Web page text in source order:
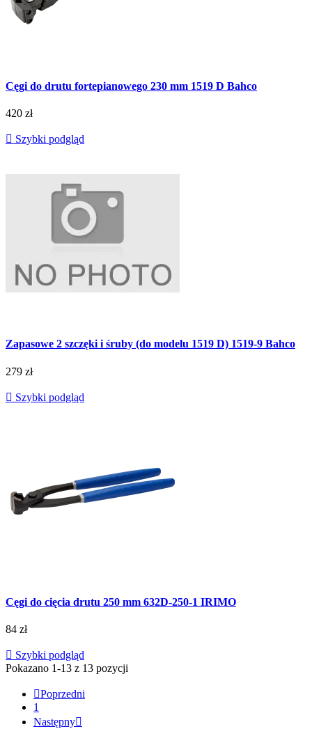
Cęgi do drutu fortepianowego 230 mm 1519 D Bahco
420 zł
 Szybki podgląd
Zapasowe 2 szczęki i śruby (do modelu 1519 D) 1519-9 Bahco
279 zł
 Szybki podgląd
Cęgi do cięcia drutu 250 mm 632D-250-1 IRIMO
84 zł
 Szybki podgląd
Pokazano 1-13 z 13 pozycji
Poprzedni
1
Następny